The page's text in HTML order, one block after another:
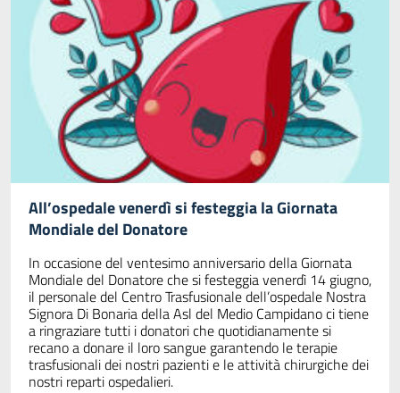
All’ospedale venerdì si festeggia la Giornata
Mondiale del Donatore
In occasione del ventesimo anniversario della Giornata
Mondiale del Donatore che si festeggia venerdì 14 giugno,
il personale del Centro Trasfusionale dell’ospedale Nostra
Signora Di Bonaria della Asl del Medio Campidano ci tiene
a ringraziare tutti i donatori che quotidianamente si
recano a donare il loro sangue garantendo le terapie
trasfusionali dei nostri pazienti e le attività chirurgiche dei
nostri reparti ospedalieri.